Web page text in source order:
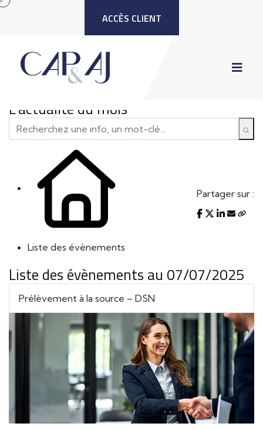
ACCÈS CLIENT
L'actualité du mois
Liste des évènements
Partager sur :
Liste des évènements au 07/07/2025
Prélèvement à la source – DSN